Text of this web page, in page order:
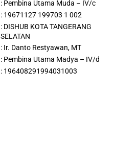
: Pembina Utama Muda – IV/c
: 19671127 199703 1 002
: DISHUB KOTA TANGERANG
SELATAN
: Ir. Danto Restyawan, MT
: Pembina Utama Madya – IV/d
: 196408291994031003